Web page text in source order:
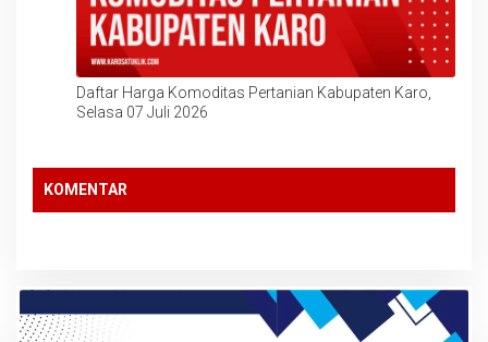
Daftar Harga Komoditas Pertanian Kabupaten Karo,
Selasa 07 Juli 2026
KOMENTAR